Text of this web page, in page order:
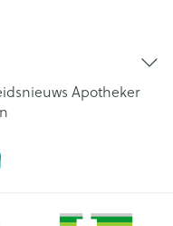
Apotheker